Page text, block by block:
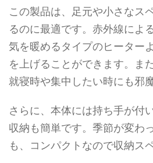
この製品は、足元や小さなス
るのに最適です。赤外線によ
気を暖めるタイプのヒーター
を上げることができます。ま
就寝時や集中したい時にも邪
さらに、本体には持ち手が付
収納も簡単です。季節が変わ
も、コンパクトなので収納ス